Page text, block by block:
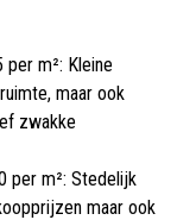
per m²: Kleine
maar ook
zwakke
per m²: Stedelijk
maar ook